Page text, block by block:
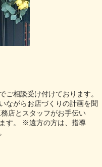
相談受け付けております。
ながらお店づくりの計画を聞
店とスタッフがお手伝い
す。 ※遠方の方は、指導